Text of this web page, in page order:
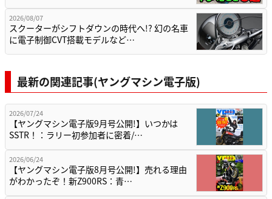
2026/08/07
スクーターがシフトダウンの時代へ!? 幻の名車
に電子制御CVT搭載モデルなど…
最新の関連記事(ヤングマシン電子版)
2026/07/24
【ヤングマシン電子版9月号公開!】いつかは
SSTR！：ラリー初参加者に密着/…
2026/06/24
【ヤングマシン電子版8月号公開!】売れる理由
がわかったぞ！新Z900RS：青…